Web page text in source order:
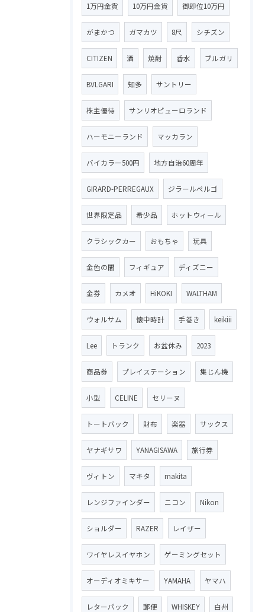
1万円金貨 10万円金貨 御即位10万円
がまかつ ガマカツ 8尺 シチズン
CITIZEN 酒 焼酎 香水 ブルガリ
BVLGARI 知多 サントリー
株主優待 サンリオピューロランド
ハーモニーランド マッカラン
バイカラー500円 地方自治60周年
GIRARD-PERREGAUX ジラールペルゴ
世界限定品 希少品 ホットウィール
クラシックカー おもちゃ 玩具
金色の闇 フィギュア ディズニー
金券 カメオ HiKOKI WALTHAM
ウォルサム 懐中時計 手巻き keikiii
Lee トランク お盆休み 2023
商品券 プレイステーション 集じん機
小型 CELINE セリーヌ
トートバック 財布 楽器 サックス
ヤナギサワ YANAGISAWA 旅行券
ヴィトン マキタ makita
レンジファインダー ニコン Nikon
ショルダー RAZER レイザー
ワイヤレスイヤホン ゲーミングセット
オーディオミキサー YAMAHA ヤマハ
レターパック 郵便 WHISKEY 白州